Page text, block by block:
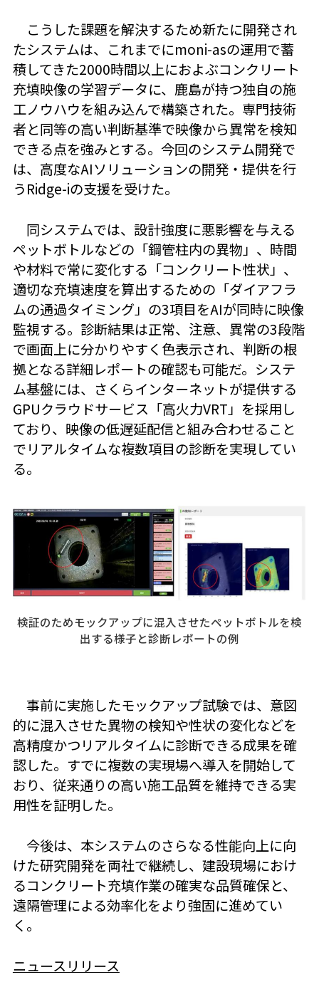
こうした課題を解決するため新たに開発され
たシステムは、これまでにmoni-asの運用で蓄
積してきた2000時間以上におよぶコンクリート
充填映像の学習データに、鹿島が持つ独自の施
工ノウハウを組み込んで構築された。専門技術
者と同等の高い判断基準で映像から異常を検知
できる点を強みとする。今回のシステム開発で
は、高度なAIソリューションの開発・提供を行
うRidge-iの支援を受けた。
同システムでは、設計強度に悪影響を与える
ペットボトルなどの「鋼管柱内の異物」、時間
や材料で常に変化する「コンクリート性状」、
適切な充填速度を算出するための「ダイアフラ
ムの通過タイミング」の3項目をAIが同時に映像
監視する。診断結果は正常、注意、異常の3段階
で画面上に分かりやすく色表示され、判断の根
拠となる詳細レポートの確認も可能だ。システ
ム基盤には、さくらインターネットが提供する
GPUクラウドサービス「高火力VRT」を採用し
ており、映像の低遅延配信と組み合わせること
でリアルタイムな複数項目の診断を実現してい
る。
検証のためモックアップに混入させたペットボトルを検
出する様子と診断レポートの例
事前に実施したモックアップ試験では、意図
的に混入させた異物の検知や性状の変化などを
高精度かつリアルタイムに診断できる成果を確
認した。すでに複数の実現場へ導入を開始して
おり、従来通りの高い施工品質を維持できる実
用性を証明した。
今後は、本システムのさらなる性能向上に向
けた研究開発を両社で継続し、建設現場におけ
るコンクリート充填作業の確実な品質確保と、
遠隔管理による効率化をより強固に進めてい
く。
ニュースリリース